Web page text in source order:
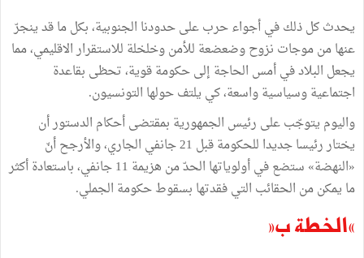
يحدث كل ذلك في أجواء حرب على حدودنا الجنوبية، بكل ما قد ينجرّ
عنها من موجات نزوح وضعضعة للأمن وخلخلة للاستقرار الاقليمي، مما
يجعل البلاد في أمس الحاجة إلى حكومة قوية، تحظى بقاعدة
اجتماعية وسياسية واسعة، كي يلتف حولها التونسيون.
واليوم يتوجّب على رئيس الجمهورية بمقتضى أحكام الدستور أن
يختار رئيسا جديدا للحكومة قبل 21 جانفي الجاري، والأرجح أنّ
«النهضة» ستضع في أولوياتها الحدّ من هزيمة 11 جانفي، باستعادة أكثر
ما يمكن من الحقائب التي فقدتها بسقوط حكومة الجملي.
«الخطة ب»